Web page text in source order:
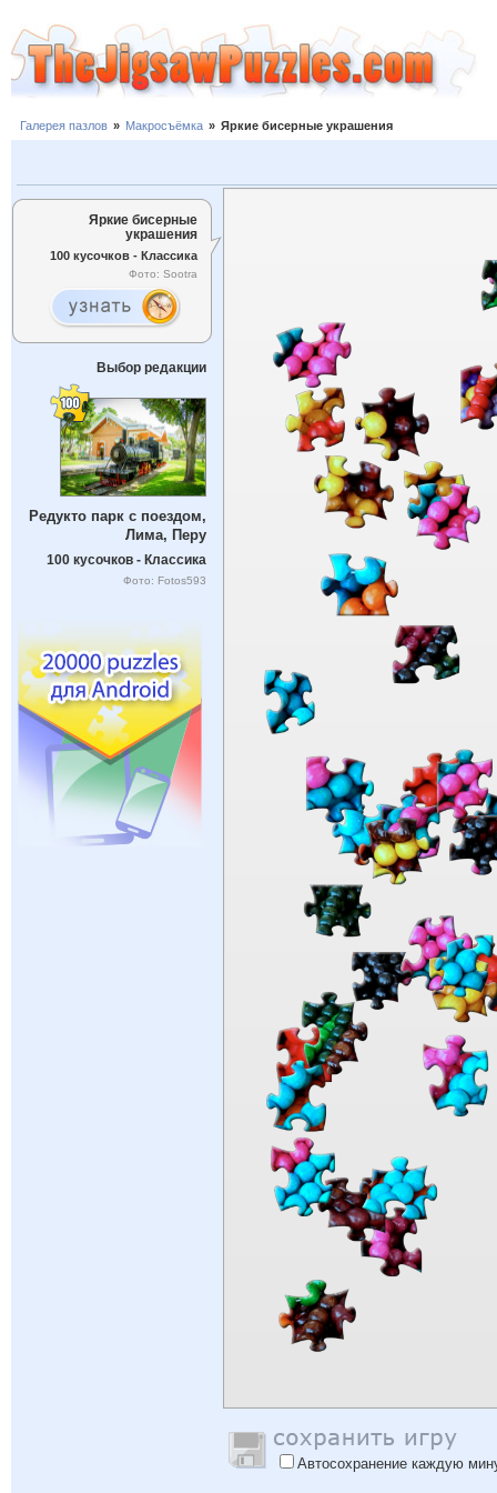
Галерея пазлов » Макросъёмка » Яркие бисерные украшения
Яркие бисерные
украшения
100 кусочков - Классика
Фото: Sootra
Выбор редакции
Редукто парк с поездом,
Лима, Перу
100 кусочков - Классика
Фото: Fotos593
Автосохранение каждую